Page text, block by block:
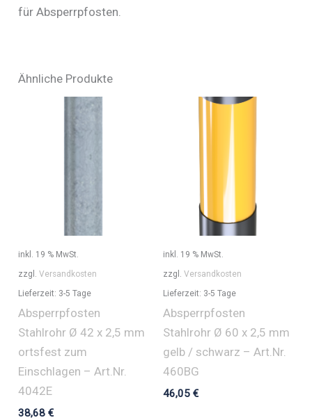
für Absperrpfosten.
Ähnliche Produkte
inkl. 19 % MwSt.
zzgl.Versandkosten
Lieferzeit: 3-5 Tage
Absperrpfosten
Stahlrohr Ø 42 x 2,5 mm
ortsfest zum
Einschlagen – Art.Nr.
4042E
38,68€
inkl. 19 % MwSt.
zzgl. Versandkosten
Lieferzeit: 3-5 Tage
Absperrpfosten
Stahlrohr Ø 60 x 2,5 mm
gelb / schwarz – Art.Nr.
460BG
46,05 €